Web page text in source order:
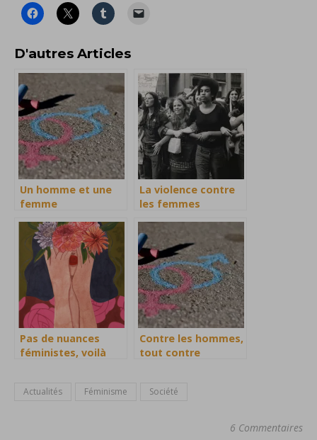
D'autres Articles
Un homme et une
femme
La violence contre
les femmes
Pas de nuances
féministes, voilà
Contre les hommes,
tout contre
Actualités Féminisme Société
6 Commentaires